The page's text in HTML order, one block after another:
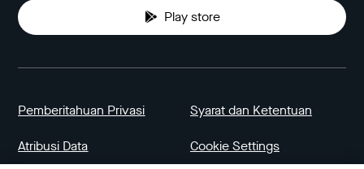
Play store
Pemberitahuan Privasi Syarat dan Ketentuan
Atribusi Data Cookie Settings